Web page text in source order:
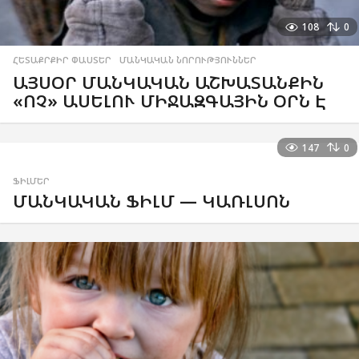
108 0
ՀԵՏԱՔՐՔԻՐ ՓԱՍՏԵՐ ,ՄԱՆԿԱԿԱՆ ՆՈՐՈՒԹՅՈՒՆՆԵՐ
ԱՅՍՕՐ ՄԱՆԿԱԿԱՆ ԱՇԽԱՏԱՆՔԻՆ
«ՈՉ» ԱՍԵԼՈՒ ՄԻՋԱԶԳԱՅԻՆ ՕՐՆ Է
147 0
ՖԻԼՄԵՐ
ՄԱՆԿԱԿԱՆ ՖԻԼՄ — ԿԱՌԼՍՈՆ